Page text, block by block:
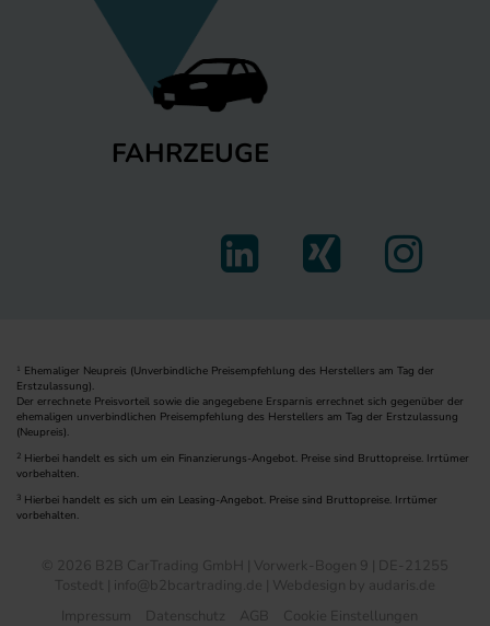
FAHRZEUGE
1
Ehemaliger Neupreis (Unverbindliche Preisempfehlung des Herstellers am Tag der
Erstzulassung).
Der errechnete Preisvorteil sowie die angegebene Ersparnis errechnet sich gegenüber der
ehemaligen unverbindlichen Preisempfehlung des Herstellers am Tag der Erstzulassung
(Neupreis).
2 Hierbei handelt es sich um ein Finanzierungs-Angebot. Preise sind Bruttopreise. Irrtümer
vorbehalten.
3 Hierbei handelt es sich um ein Leasing-Angebot. Preise sind Bruttopreise. Irrtümer
vorbehalten.
© 2026 B2B CarTrading GmbH | Vorwerk-Bogen 9 | DE-21255
Tostedt | info@b2bcartrading.de | Webdesign by audaris.de
Impressum
Datenschutz AGB Cookie Einstellungen